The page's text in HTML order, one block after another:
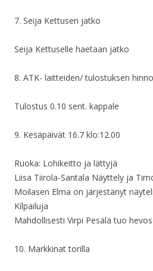
7. Seija Kettusen jatko
Seija Kettuselle haetaan jatko
8. ATK- laitteiden/ tulostuksen
Tulostus 0.10 sent. kappale
9. Kesäpäivät 16.7 klo:12.00
Ruoka: Lohikeitto ja lättyjä
Liisa Tiirola-Santala Näyttely ja
Moilasen Elma on järjestänyt
Kilpailuja
Mahdollisesti Virpi Pesälä tuo
10. Markkinat torilla